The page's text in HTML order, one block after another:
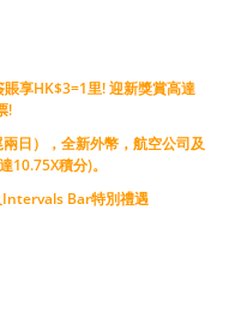
享HK$3=1里! 迎新獎賞高達
!
日），全新外幣，航空公司及
10.75X積分)。
Intervals Bar特別禮遇